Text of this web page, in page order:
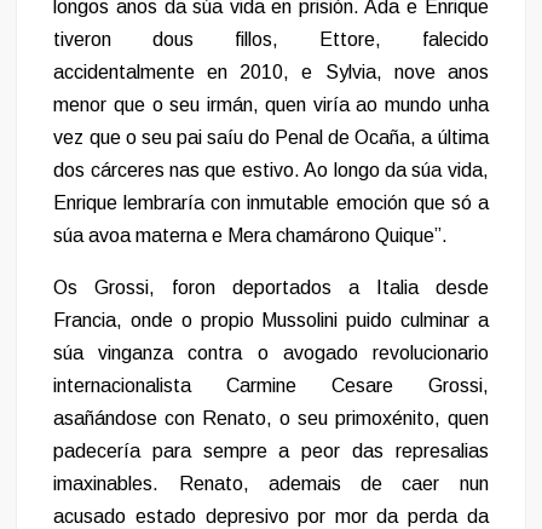
longos anos da súa vida en prisión. Ada e Enrique
tiveron dous fillos, Ettore, falecido
accidentalmente en 2010, e Sylvia, nove anos
menor que o seu irmán, quen viría ao mundo unha
vez que o seu pai saíu do Penal de Ocaña, a última
dos cárceres nas que estivo. Ao longo da súa vida,
Enrique lembraría con inmutable emoción que só a
súa avoa materna e Mera chamárono Quique”.
Os Grossi, foron deportados a Italia desde
Francia, onde o propio Mussolini puido culminar a
súa vinganza contra o avogado revolucionario
internacionalista Carmine Cesare Grossi,
asañándose con Renato, o seu primoxénito, quen
padecería para sempre a peor das represalias
imaxinables. Renato, ademais de caer nun
acusado estado depresivo por mor da perda da